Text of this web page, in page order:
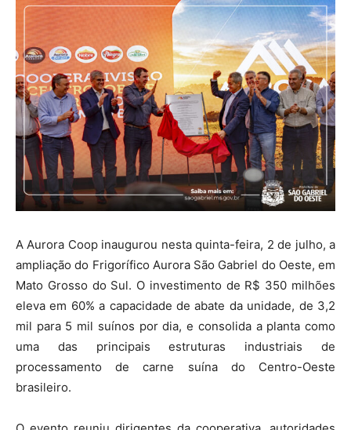
A Aurora Coop inaugurou nesta quinta-feira, 2 de julho, a
ampliação do Frigorífico Aurora São Gabriel do Oeste, em
Mato Grosso do Sul. O investimento de R$ 350 milhões
eleva em 60% a capacidade de abate da unidade, de 3,2
mil para 5 mil suínos por dia, e consolida a planta como
uma das principais estruturas industriais de
processamento de carne suína do Centro-Oeste
brasileiro.